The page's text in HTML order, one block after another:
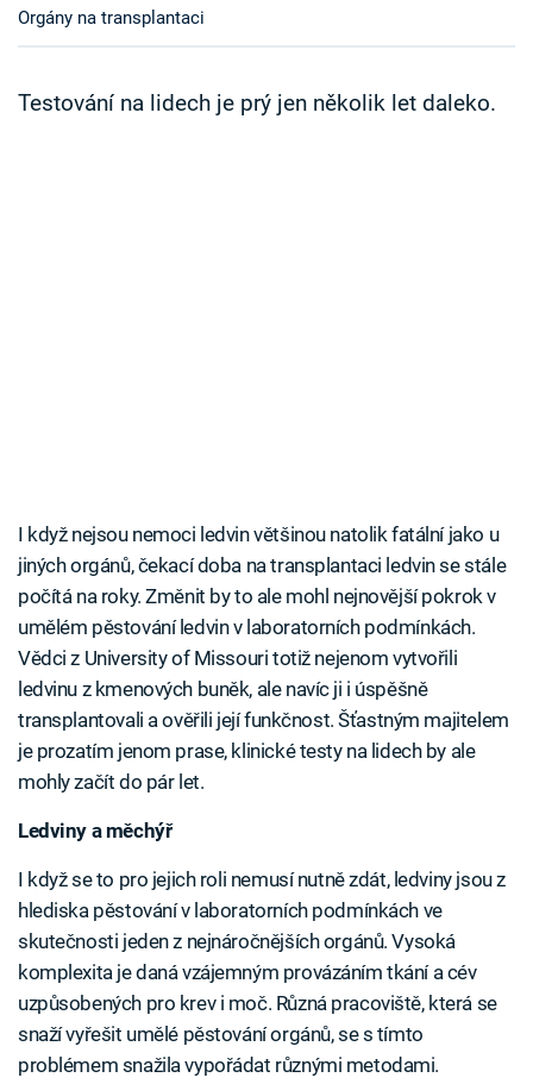
Orgány na transplantaci
Testování na lidech je prý jen několik let daleko.
I když nejsou nemoci ledvin většinou natolik fatální jako u
jiných orgánů, čekací doba na transplantaci ledvin se stále
počítá na roky. Změnit by to ale mohl nejnovější pokrok v
umělém pěstování ledvin v laboratorních podmínkách.
Vědci z University of Missouri totiž nejenom vytvořili
ledvinu z kmenových buněk, ale navíc ji i úspěšně
transplantovali a ověřili její funkčnost. Šťastným majitelem
je prozatím jenom prase, klinické testy na lidech by ale
mohly začít do pár let.
Ledviny a měchýř
I když se to pro jejich roli nemusí nutně zdát, ledviny jsou z
hlediska pěstování v laboratorních podmínkách ve
skutečnosti jeden z nejnáročnějších orgánů. Vysoká
komplexita je daná vzájemným provázáním tkání a cév
uzpůsobených pro krev i moč. Různá pracoviště, která se
snaží vyřešit umělé pěstování orgánů, se s tímto
problémem snažila vypořádat různými metodami.